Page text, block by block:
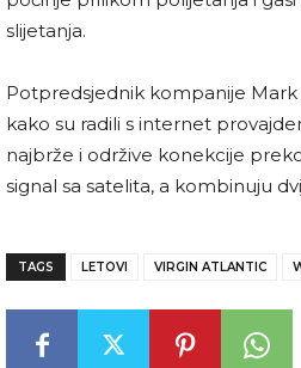
slijetanja.
Potpredsjednik kompanije
kako su radili s internet
najbrže i održive konekcije
signal sa satelita, a kombinuju
TAGS LETOVI VIRGIN ATLANTIC